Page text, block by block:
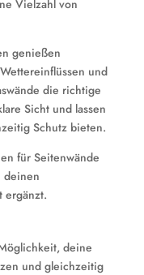
Vielzahl von
genießen
und
die richtige
Sicht und lassen
Schutz bieten.
für Seitenwände
deinen
ergänzt.
deine
und gleichzeitig